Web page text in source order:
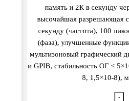
память и 2К в секунду
высочайшая разрешающая
секунду (частота), 100
(фаза), улучшенные
мультизоновый графический
и GPIB, стабильность ОГ <
8, 1,5×10-8),
-